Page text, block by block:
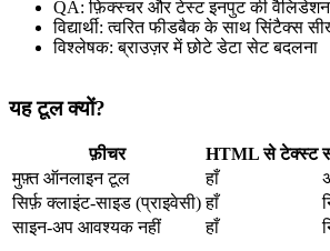
QA: फ़िक्स्चर और टेस्ट इनपुट की वैलिडेशन
विद्यार्थी: त्वरित फीडबैक के साथ सिंटैक्स
विश्लेषक: ब्राउज़र में छोटे डेटा सेट बदलना
यह टूल क्यों?
फ़ीचर HTML से टेक्स्ट
मुफ़्त ऑनलाइन टूल
हाँ
सिर्फ़ क्लाइंट‑साइड (प्राइवेसी) हाँ
साइन‑अप आवश्यक नहीं
हाँ